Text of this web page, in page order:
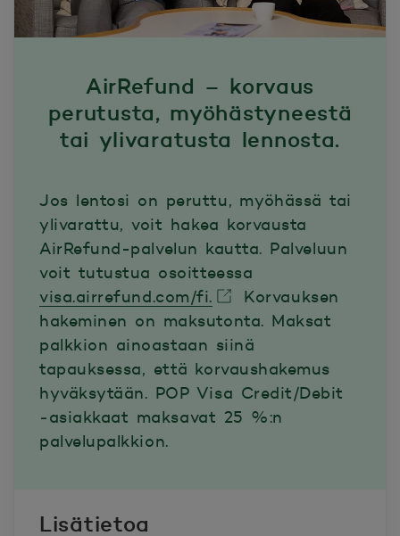
AirRefund – korvaus
perutusta, myöhästyneestä
tai ylivaratusta lennosta.
Jos lentosi on peruttu, myöhässä tai
ylivarattu, voit hakea korvausta
AirRefund-palvelun kautta. Palveluun
voit tutustua osoitteessa
visa.airrefund.com/fi.
Avautuu uuteen ikkunaan.
Korvauksen
hakeminen on maksutonta. Maksat
palkkion ainoastaan siinä
tapauksessa, että korvaushakemus
hyväksytään. POP Visa Credit/Debit
‑asiakkaat maksavat 25 %:n
palvelupalkkion.
Lisätietoa